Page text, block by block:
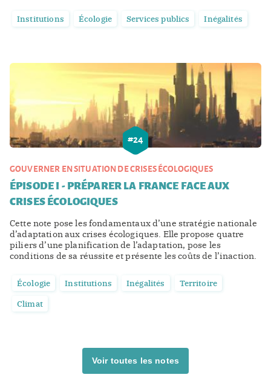
Institutions Écologie Services publics Inégalités
#24
GOUVERNER EN SITUATION DE CRISES ÉCOLOGIQUES
ÉPISODE I - PRÉPARER LA FRANCE FACE AUX
CRISES ÉCOLOGIQUES
Cette note pose les fondamentaux d’une stratégie nationale
d’adaptation aux crises écologiques. Elle propose quatre
piliers d’une planification de l’adaptation, pose les
conditions de sa réussite et présente les coûts de l’inaction.
Écologie Institutions Inégalités
Territoire
Climat
Voir toutes les notes